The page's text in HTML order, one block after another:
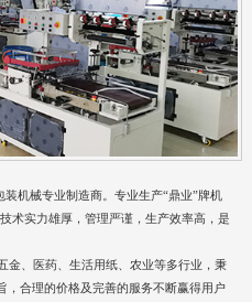
机械专业制造商。专业生产“鼎业”牌机
术实力雄厚，管理严谨，生产效率高，是
金、医药、生活用纸、农业等多行业，秉
，合理的价格及完善的服务不断赢得用户